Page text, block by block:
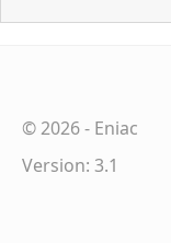
©2026- Eniac
Version: 3.1